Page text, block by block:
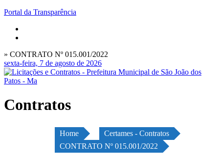
Portal da Transparência
» CONTRATO Nº 015.001/2022
sexta-feira, 7 de agosto de 2026
Contratos
Home
Certames - Contratos
CONTRATO Nº 015.001/2022